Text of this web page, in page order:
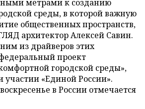
метрами к созданию
среды, в которой важную
общественных пространств,
архитектор Алексей Савин.
из драйверов этих
проект
городской среды»,
«Единой России».
в России отмечается